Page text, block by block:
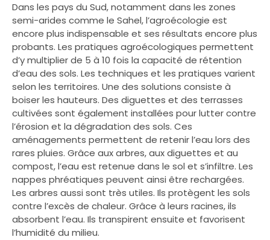
Dans les pays du Sud, notamment dans les zones
semi-arides comme le Sahel, l’agroécologie est
encore plus indispensable et ses résultats encore plus
probants. Les pratiques agroécologiques permettent
d’y multiplier de 5 à 10 fois la capacité de rétention
d’eau des sols. Les techniques et les pratiques varient
selon les territoires. Une des solutions consiste à
boiser les hauteurs. Des diguettes et des terrasses
cultivées sont également installées pour lutter contre
l’érosion et la dégradation des sols. Ces
aménagements permettent de retenir l’eau lors des
rares pluies. Grâce aux arbres, aux diguettes et au
compost, l’eau est retenue dans le sol et s’infiltre. Les
nappes phréatiques peuvent ainsi être rechargées.
Les arbres aussi sont très utiles. Ils protègent les sols
contre l’excès de chaleur. Grâce à leurs racines, ils
absorbent l’eau. Ils transpirent ensuite et favorisent
l’humidité du milieu.